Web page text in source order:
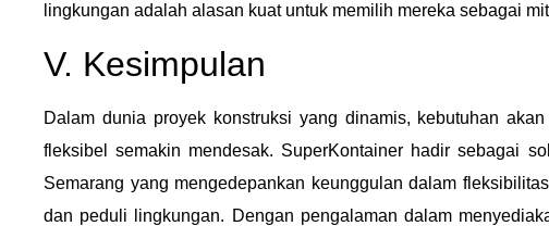
lingkungan adalah alasan kuat untuk memilih mereka sebagai
V. Kesimpulan
Dalam dunia proyek konstruksi yang dinamis, kebutuhan
fleksibel semakin mendesak. SuperKontainer hadir sebagai
Semarang yang mengedepankan keunggulan dalam
dan peduli lingkungan. Dengan pengalaman dalam